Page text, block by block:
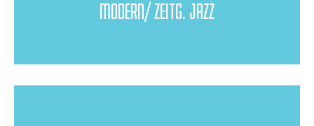
MODERN/ ZEITG. JAZZ